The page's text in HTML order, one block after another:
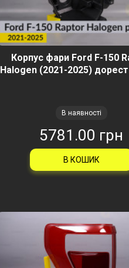
Корпус фари Ford F-150
Halogen (2021-2025)
В наявності
5781.00 грн
В КОШИК